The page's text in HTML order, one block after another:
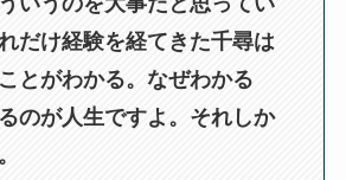
だけ経験を経てきた千尋は
とがわかる。なぜわかる
のが人生ですよ。それしか